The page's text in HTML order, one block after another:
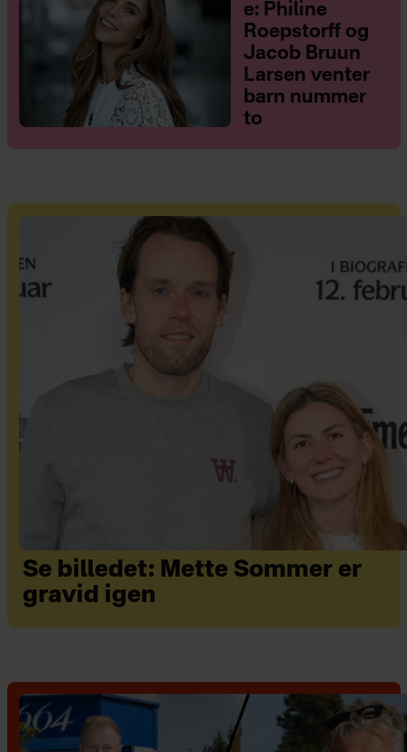
e: Philine
Roepstorff og
Jacob Bruun
Larsen venter
barn nummer
to
Se billedet: Mette Sommer er
gravid igen